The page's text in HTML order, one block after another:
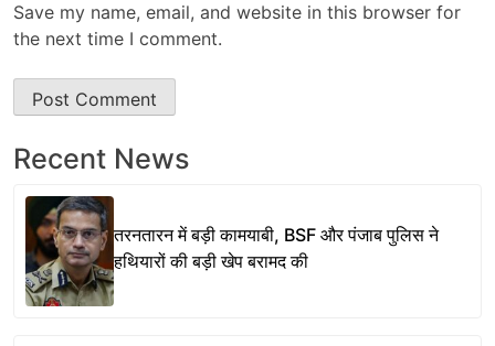
Save my name, email, and website in this browser for
the next time I comment.
Recent News
तरनतारन में बड़ी कामयाबी, BSF और पंजाब पुलिस ने
हथियारों की बड़ी खेप बरामद की